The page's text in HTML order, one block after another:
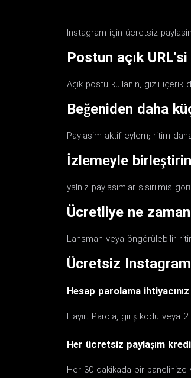
Instagram için ücretsiz
Postun açık URL'si
Açık postu kullanın; gizli içerik
Beğeniden daha
Paylasim aktif eylem; ritim
İzlemeyle birleştirin
yalnız paylasimlar sisirilmis
Ücretliye ne
Lansman veya öngörülebilir
Ücretsiz
Hesap parolama
Hayır. Parola, giriş kodu veya
Her ücretsiz paylaşım
Her 30 dakikada bir